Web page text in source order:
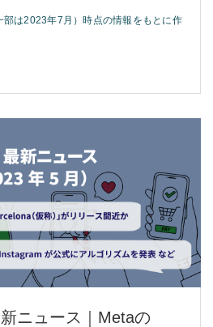
は2023年7月）時点の情報をもとに作
ニュース｜Metaの